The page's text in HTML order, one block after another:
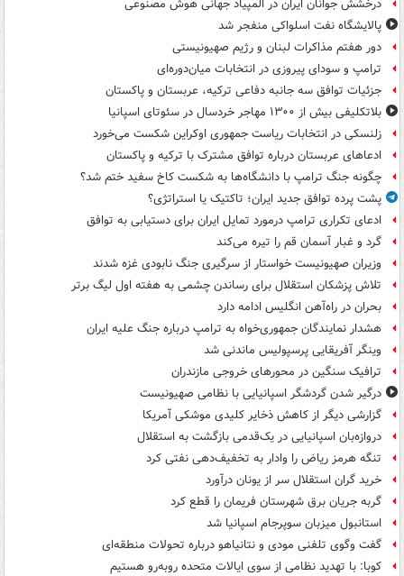
درخشش جوانان ایران در المپیاد جهانی هوش مصنوعی
پالایشگاه نفت اسلواکی منفجر شد
دور هفتم مذاکرات لبنان و رژیم صهیونیستی
ترامپ و سودای پیروزی در انتخابات میان‌دوره‌ای
جزئیات توافق سه جانبه دفاعی ترکیه، عربستان و پاکستان
بلاتکلیفی بیش از ۱۳۰۰ مهاجر خردسال در سئوتای اسپانیا
زلنسکی در انتخابات ریاست جمهوری اوکراین شکست می‌خورد
ادعاهای عربستان درباره توافق مشترک با ترکیه و پاکستان
چگونه جنگ ترامپ با دانشگاه‌ها به شکست کاخ سفید ختم شد؟
پشت پرده توافق جدید ایران؛ تاکتیک یا استراتژی؟
ادعای تکراری ترامپ درمورد تمایل ایران برای دستیابی به توافق
گرد و غبار آسمان قم را تیره می‌کند
وزیران صهیونیست خواستار از سرگیری جنگ نابودی غزه شدند
تلاش پزشکان استقلال برای رساندن چشمی به هفته اول لیگ برتر
بحران در راه‌آهن انگلیس ادامه دارد
هشدار نمایندگان جمهوری‌خواه به ترامپ درباره جنگ علیه ایران
وینگر آفریقایی پرسپولیس ماندنی شد
ترافیک سنگین در محورهای خروجی مازندران
درگیر شدن گردشگر اسپانیایی با نظامی صهیونیست
گزارشی دیگر از کاهش ذخایر کلیدی موشکی آمریکا
دروازه‌بان اسپانیایی در یک‌قدمی بازگشت به استقلال
تنگه هرمز ریاض را وادار به تخفیف‌دهی نفتی کرد
خرید گران استقلال سر از یونان درآورد
گربه جریان برق شهرستان فریمان را قطع کرد
استانبول میزبان سوپرجام اسپانیا شد
گفت وگوی تلفنی مودی و نتانیاهو درباره تحولات منطقه‌ای
کوبا: با تهدید نظامی از سوی ایالات متحده روبه‌رو هستیم